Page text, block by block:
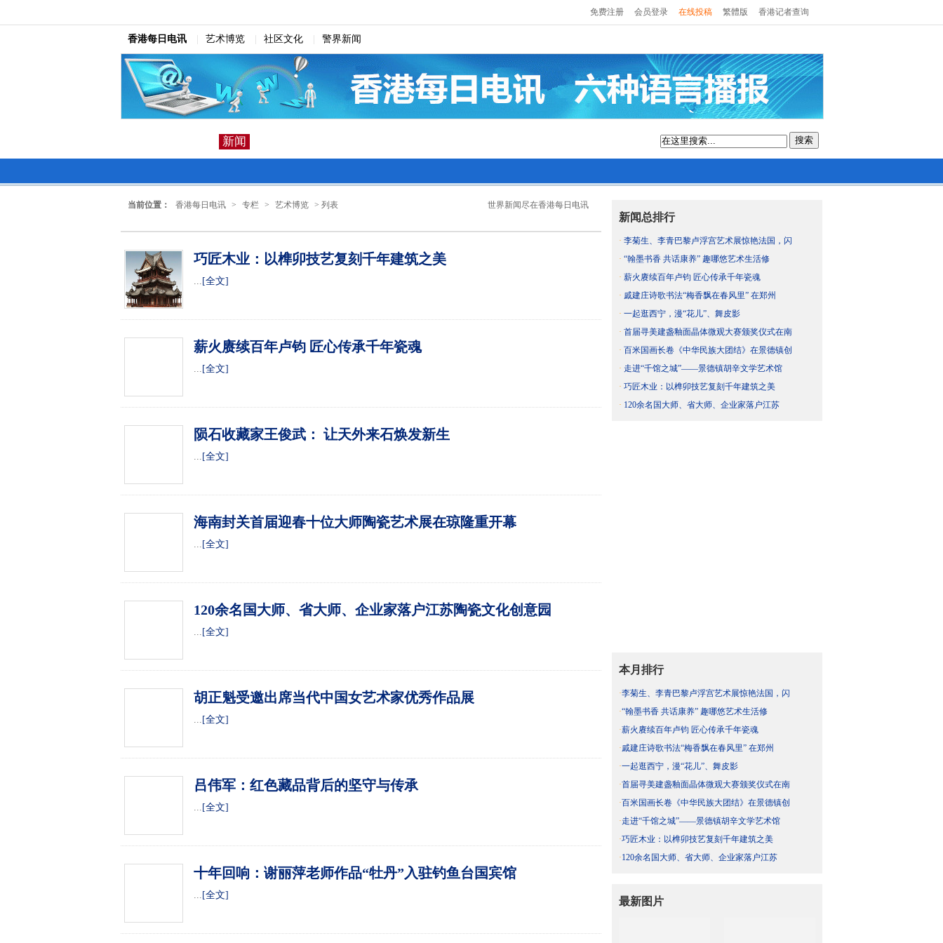
免费注册 会员登录 在线投稿 繁體版 香港记者查询
香港每日电讯 艺术博览 社区文化 警界新闻
新闻 搜索
世界新闻尽在香港每日电讯
当前位置： 香港每日电讯 > 专栏 > 艺术博览 > 列表
巧匠木业：以榫卯技艺复刻千年建筑之美
... [全文]
薪火赓续百年卢钧 匠心传承千年瓷魂
... [全文]
陨石收藏家王俊武： 让天外来石焕发新生
... [全文]
海南封关首届迎春十位大师陶瓷艺术展在琼隆重开幕
... [全文]
120余名国大师、省大师、企业家落户江苏陶瓷文化创意园
... [全文]
胡正魁受邀出席当代中国女艺术家优秀作品展
... [全文]
吕伟军：红色藏品背后的坚守与传承
... [全文]
十年回响：谢丽萍老师作品“牡丹”入驻钓鱼台国宾馆
... [全文]
新闻总排行
· 李菊生、李青巴黎卢浮宫艺术展惊艳法国，闪
· “翰墨书香 共话康养” 趣哪悠艺术生活修
· 薪火赓续百年卢钧 匠心传承千年瓷魂
· 戚建庄诗歌书法“梅香飘在春风里” 在郑州
· 一起逛西宁，漫“花儿”、舞皮影
· 首届寻美建盏釉面晶体微观大赛颁奖仪式在南
· 百米国画长卷《中华民族大团结》在景德镇创
· 走进“千馆之城”——景德镇胡辛文学艺术馆
· 巧匠木业：以榫卯技艺复刻千年建筑之美
· 120余名国大师、省大师、企业家落户江苏
本月排行
·李菊生、李青巴黎卢浮宫艺术展惊艳法国，闪
·“翰墨书香 共话康养” 趣哪悠艺术生活修
·薪火赓续百年卢钧 匠心传承千年瓷魂
·戚建庄诗歌书法“梅香飘在春风里” 在郑州
·一起逛西宁，漫“花儿”、舞皮影
·首届寻美建盏釉面晶体微观大赛颁奖仪式在南
·百米国画长卷《中华民族大团结》在景德镇创
·走进“千馆之城”——景德镇胡辛文学艺术馆
·巧匠木业：以榫卯技艺复刻千年建筑之美
·120余名国大师、省大师、企业家落户江苏
最新图片